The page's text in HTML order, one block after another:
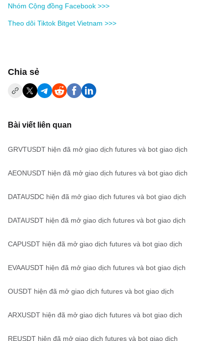
Nhóm Cộng đồng Facebook >>>
Theo dõi Tiktok Bitget Vietnam >>>
‌Chia sẻ
Bài viết liên quan
GRVTUSDT hiện đã mở giao dịch futures và bot giao dịch
AEONUSDT hiện đã mở giao dịch futures và bot giao dịch
DATAUSDC hiện đã mở giao dịch futures và bot giao dịch
DATAUSDT hiện đã mở giao dịch futures và bot giao dịch
CAPUSDT hiện đã mở giao dịch futures và bot giao dịch
EVAAUSDT hiện đã mở giao dịch futures và bot giao dịch
OUSDT hiện đã mở giao dịch futures và bot giao dịch
ARXUSDT hiện đã mở giao dịch futures và bot giao dịch
REUSDT hiện đã mở giao dịch futures và bot giao dịch